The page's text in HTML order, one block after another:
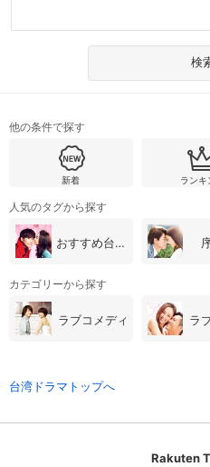
他の条件で探す
新着 ランキ
人気のタグから探す
おすすめ台湾・中国ドラマ
カテゴリーから探す
ラブコメディ ラ
台湾ドラマトップへ
Rakuten